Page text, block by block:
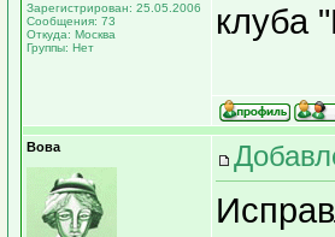
Зарегистрирован: 25.05.2006
Сообщения: 73
Откуда: Москва
Группы: Нет
клуба
Вова